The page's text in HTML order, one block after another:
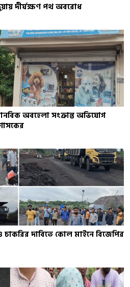
দীর্ঘক্ষণ পথ অবরোধ
অবহেলা সংক্রান্ত অভিযোগ
দাবিতে কোল মাইনে বিজেপির